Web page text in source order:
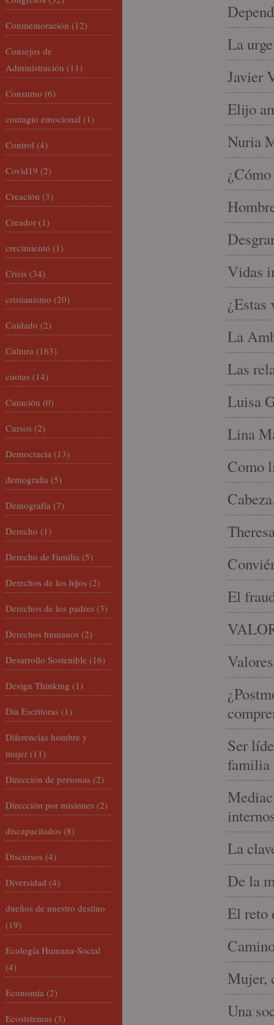
La
Javier
Elijo
Nuria
Vidas
¿Estas
La
Las
Luisa
Lina
Como
El
Ser
familia
La
De la
El reto
Mujer,
Una
Conmemoración (12)
Consejos de
Administración (11)
Consumo (6)
contagio emocional (1)
Control (4)
Covid19 (2)
Creación (3)
Creador (1)
crecimiento (1)
Crisis (34)
cristianismo (20)
Cuidado (2)
Cultura (163)
cuotas (14)
Curación (0)
Cursos (2)
Democracia (13)
demografia (5)
Demografía (7)
Derecho (1)
Derecho de Familia (5)
Derechos de los hijos (2)
Derechos de los padres (3)
Derechos humanos (2)
Desarrollo Sostenible (16)
Design Thinking (1)
Día Escritoras (1)
Diferencias hombre y
mujer (11)
Dirección de personas (2)
Dirección por misiones (2)
discapacitados (8)
Discursos (4)
Diversidad (4)
dueños de nuestro destino
(19)
Ecología Humana-Social
(4)
Economía (2)
Ecosistemas (3)